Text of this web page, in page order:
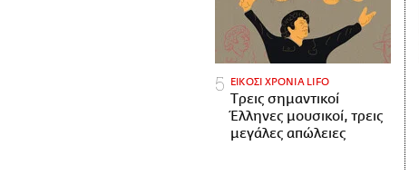
ΕΙΚΟΣΙ ΧΡΟΝΙΑ LIFO
Tρεις σημαντικοί
Έλληνες μουσικοί, τρεις
μεγάλες απώλειες